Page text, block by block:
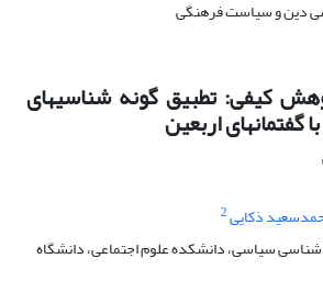
کیفی: تطبیق گونه‏ شناسی‏های
گفتمان‏های اربعین
ذکایی2
سیاسی، دانشکده علوم اجتماعی، دانشگاه